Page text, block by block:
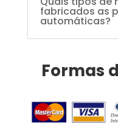
fabricados as
automáticas?
Formas